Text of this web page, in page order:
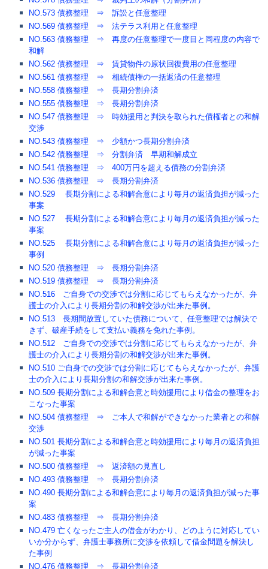
NO.573 債務整理 ⇒ 訴訟と任意整理
NO.569 債務整理 ⇒ 法テラス利用と任意整理
NO.563 債務整理 ⇒ 再度の任意整理で一度目と同程度の内容で
和解
NO.562 債務整理 ⇒ 賃貸物件の原状回復費用の任意整理
NO.561 債務整理 ⇒ 相続債権の一括返済の任意整理
NO.558 債務整理 ⇒ 長期分割弁済
NO.555 債務整理 ⇒ 長期分割弁済
NO.547 債務整理 ⇒ 時効援用と判決を取られた債権者との和解
交渉
NO.543 債務整理 ⇒ 少額かつ長期分割弁済
NO.542 債務整理 ⇒ 分割弁済 早期和解成立
NO.541 債務整理 ⇒ 400万円を超える債務の分割弁済
NO.536 債務整理 ⇒ 長期分割弁済
NO.529 長期分割による和解合意により毎月の返済負担が減った
事案
NO.527 長期分割による和解合意により毎月の返済負担が減った
事案
NO.525 長期分割による和解合意により毎月の返済負担が減った
事例
NO.520 債務整理 ⇒ 長期分割弁済
NO.519 債務整理 ⇒ 長期分割弁済
NO.516 ご自身での交渉では分割に応じてもらえなかったが、弁
護士の介入により長期分割の和解交渉が出来た事例。
NO.513 長期間放置していた債務について、任意整理では解決で
きず、破産手続をして支払い義務を免れた事例。
NO.512 ご自身での交渉では分割に応じてもらえなかったが、弁
護士の介入により長期分割の和解交渉が出来た事例。
NO.510 ご自身での交渉では分割に応じてもらえなかったが、弁護
士の介入により長期分割の和解交渉が出来た事例。
NO.509 長期分割による和解合意と時効援用により借金の整理をお
こなった事案
NO.504 債務整理 ⇒ ご本人で和解ができなかった業者との和解
交渉
NO.501 長期分割による和解合意と時効援用により毎月の返済負担
が減った事案
NO.500 債務整理 ⇒ 返済額の見直し
NO.493 債務整理 ⇒ 長期分割弁済
NO.490 長期分割による和解合意により毎月の返済負担が減った事
案
NO.483 債務整理 ⇒ 長期分割弁済
NO.479 亡くなったご主人の借金がわかり、どのように対応してい
いか分からず、弁護士事務所に交渉を依頼して借金問題を解決し
た事例
NO.476 債務整理 ⇒ 長期分割弁済